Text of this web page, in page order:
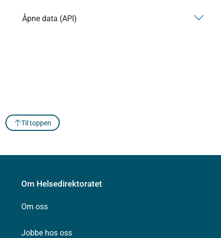
Åpne data (API)
Til toppen
Om Helsedirektoratet
Om oss
Jobbe hos oss